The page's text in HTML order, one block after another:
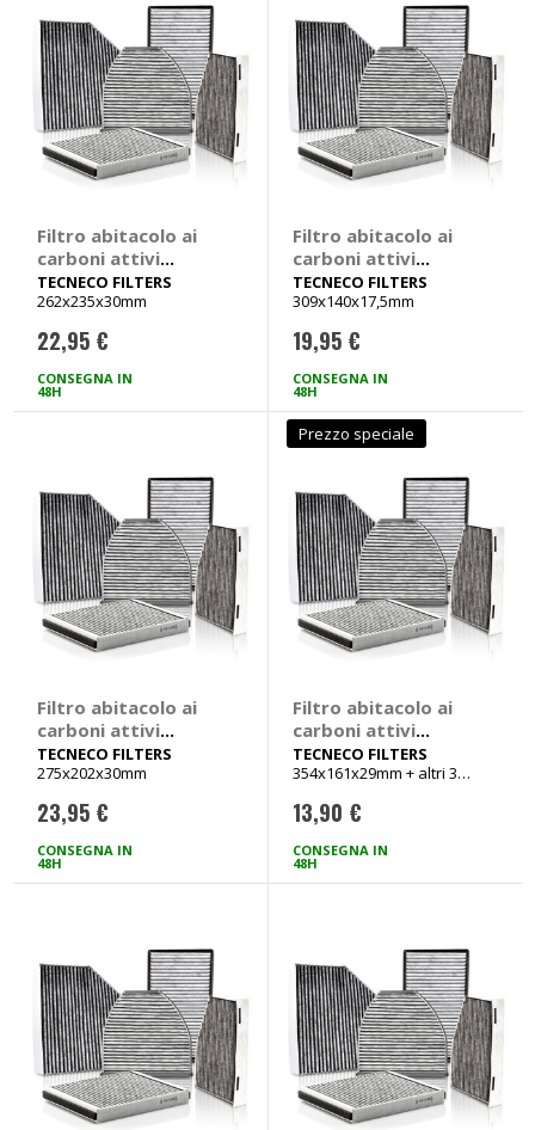
Filtro abitacolo ai
carboni attivi
Carbon Air -
TECNECO FILTERS
TECNECO FILTERS
262x235x30mm
22,95 €
CONSEGNA IN
48H
Filtro abitacolo ai
carboni attivi
Carbon Air -
TECNECO FILTERS
Punto, Lancia Y
TECNECO FILTERS
309x140x17,5mm
19,95 €
CONSEGNA IN
48H
Filtro abitacolo ai
carboni attivi
Carbon Air Bmw
Serie 5 E39 -
Bmw Serie 5 E39
Tutte
TECNECO FILTERS
275x202x30mm
23,95 €
CONSEGNA IN
48H
Prezzo speciale
Filtro abitacolo ai
carboni attivi
Carbon Air -
TECNECO FILTERS
Ka, Puma, Mazda
121
TECNECO FILTERS
354x161x29mm + altri 3
13,90 €
CONSEGNA IN
48H